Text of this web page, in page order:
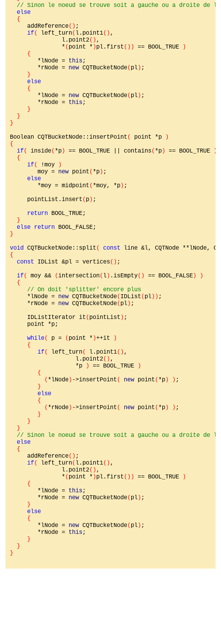
// Sinon le noeud se trouve soit a gauche ou a droite de
else
{
addReference() ;
if( left_turn( l.point1(),
               l.point2
(),
               *
( point * )pl.first ()) == BOOL_TRUE
)
     {
*lNode = this;
        *rNode =
new CQTBucketNode( pl ) ;
}
else
{
*lNode = new CQTBucketNode( pl ) ;
        *rNode =
this;
}
  }
}
Boolean CQTBucketNode::insertPoint ( point *p
)
{
if( inside( *p ) == BOOL_TRUE || contains( *p ) == BOOL_TRUE
)
  {
if( !moy
)
moy = new point ( *p ) ;
else
*moy = midpoint ( *moy, *p ) ;
     pointList.insert
( p ) ;
return BOOL_TRUE;
}
else return
}
void CQTBucketNode::split ( const
line &l, CQTNode **lNode,
{
const IDList &pl = vertices() ;
if( moy && (intersection( l ) .isEmpty() == BOOL_FALSE ) )
  {
// On doit 'splitter' encore plus
*lNode = new CQTBucketNode( IDList ( pl )) ;
     *rNode =
new CQTBucketNode( pl ) ;
     IDListIterator it
( pointList ) ;
     point *p;
while( p = ( point * )++it
)
     {
if( left_turn( l.point1(),
                   l.point2
(),
                   *p
) == BOOL_TRUE
)
        {
          (
*lNode ) ->insertPoint ( new point ( *p ) ) ;
}
else
{
          (
*rNode ) ->insertPoint ( new point ( *p ) ) ;
}
     }
  }
// Sinon le noeud se trouve soit a gauche ou a droite de
else
{
addReference() ;
if( left_turn( l.point1(),
               l.point2
(),
               *
( point * )pl.first ()) == BOOL_TRUE
)
     {
*lNode = this;
        *rNode =
new CQTBucketNode( pl ) ;
}
else
{
*lNode = new CQTBucketNode( pl ) ;
        *rNode =
this;
}
  }
}